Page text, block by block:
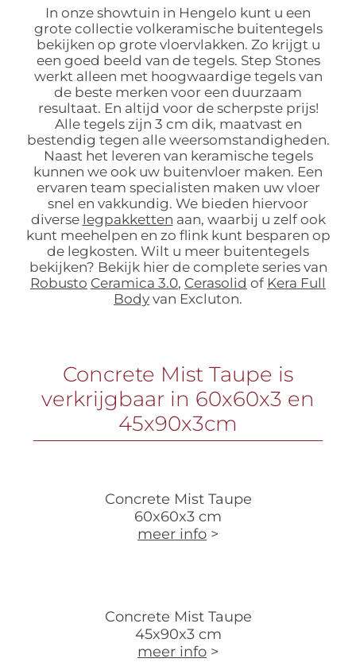
In onze showtuin in Hengelo kunt u een
grote collectie volkeramische buitentegels
bekijken op grote vloervlakken. Zo krijgt u
een goed beeld van de tegels. Step Stones
werkt alleen met hoogwaardige tegels van
de beste merken voor een duurzaam
resultaat. En altijd voor de scherpste prijs!
Alle tegels zijn 3 cm dik, maatvast en
bestendig tegen alle weersomstandigheden.
Naast het leveren van keramische tegels
kunnen we ook uw buitenvloer maken. Een
ervaren team specialisten maken uw vloer
snel en vakkundig. We bieden hiervoor
diverse legpakketten aan, waarbij u zelf ook
kunt meehelpen en zo flink kunt besparen op
de legkosten. Wilt u meer buitentegels
bekijken? Bekijk hier de complete series van
Robusto Ceramica 3.0, Cerasolid of Kera Full
Body van Excluton.
Concrete Mist Taupe is
verkrijgbaar in 60x60x3 en
45x90x3cm
Concrete Mist Taupe
60x60x3 cm
meer info >
Concrete Mist Taupe
45x90x3 cm
meer info >